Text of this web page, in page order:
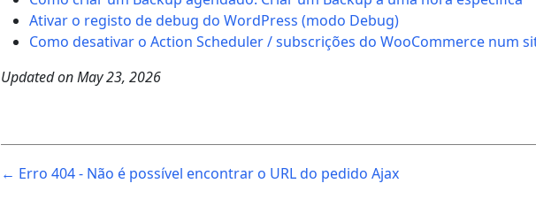
Ativar o registo de debug do WordPress (modo Debug)
Como desativar o Action Scheduler / subscrições do WooCommerce num
Updated onMay 23, 2026
Post
navigation
← Erro 404 - Não é possível encontrar o URL do pedido Ajax